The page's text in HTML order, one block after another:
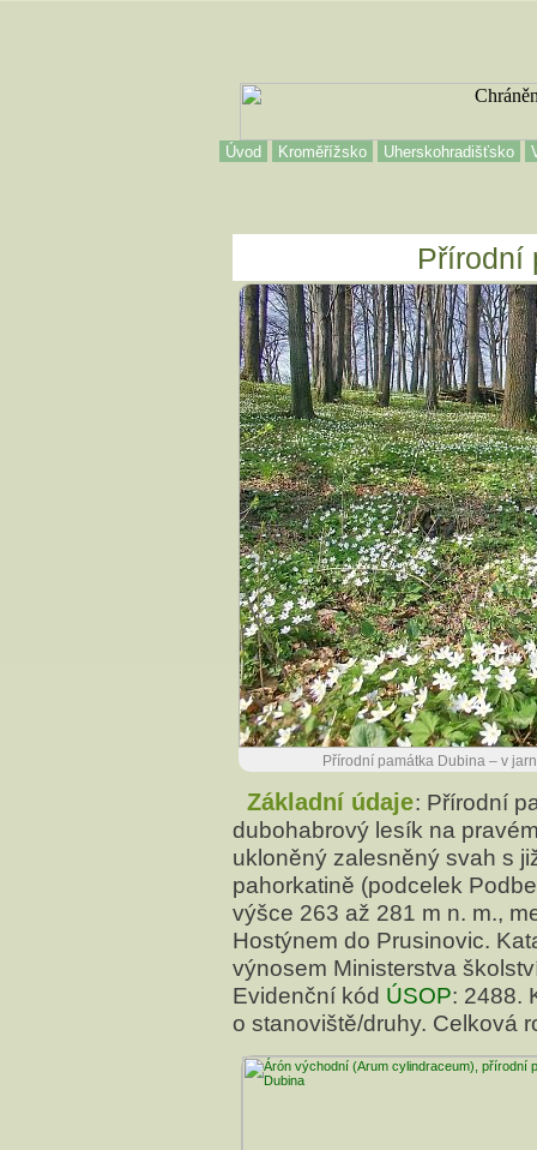
Úvod Kroměřížsko Uherskohradišťsko
Přírodní
Přírodní památka Dubina – v
Základní údaje: Přírodní
dubohabrový lesík na
ukloněný zalesněný svah s
pahorkatině (podcelek
výšce 263 až 281 m n. m.,
Hostýnem do Prusinovic.
výnosem Ministerstva
Evidenční kód ÚSOP: 2488.
o stanoviště/druhy. Celková